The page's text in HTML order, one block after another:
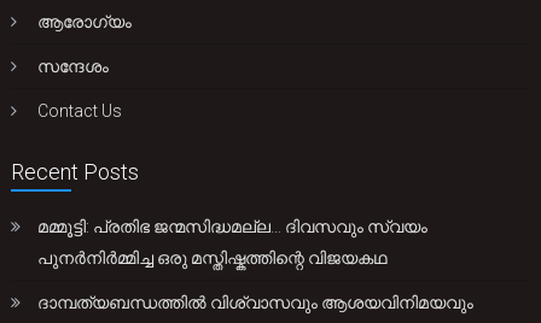
ആരോഗ്യം
സന്ദേശം
Contact Us
Recent Posts
മമ്മൂട്ടി: പ്രതിഭ ജന്മസിദ്ധമല്ല… ദിവസവും സ്വയം
പുനർനിർമ്മിച്ച ഒരു മസ്തിഷ്കത്തിന്റെ വിജയകഥ
ദാമ്പത്യബന്ധത്തിൽ വിശ്വാസവും ആശയവിനിമയവും